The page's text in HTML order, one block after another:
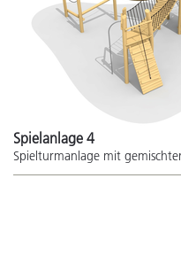
Spielanlage 4
Spielturmanlage mit